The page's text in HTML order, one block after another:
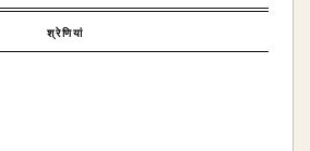
श्रेणियां